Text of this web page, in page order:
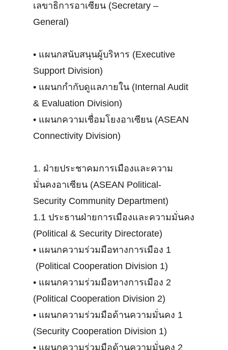
เลขาธิการอาเซียน (Secretary –
General)
• แผนกสนับสนุนผู้บริหาร (Executive
Support Division)
• แผนกกำกับดูแลภายใน (Internal Audit
& Evaluation Division)
• แผนกความเชื่อมโยงอาเซียน (ASEAN
Connectivity Division)
1. ฝ่ายประชาคมการเมืองและความ
มั่นคงอาเซียน (ASEAN Political-
Security Community Department)
1.1 ประธานฝ่ายการเมืองและความมั่นคง
(Political & Security Directorate)
• แผนกความร่วมมือทางการเมือง 1
(Political Cooperation Division 1)
• แผนกความร่วมมือทางการเมือง 2
(Political Cooperation Division 2)
• แผนกความร่วมมือด้านความมั่นคง 1
(Security Cooperation Division 1)
• แผนกความร่วมมือด้านความมั่นคง 2